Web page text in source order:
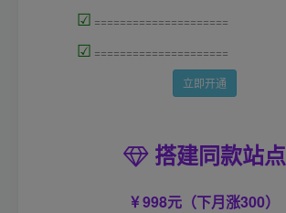
☑ =====================
☑ =====================
立即开通
搭建同款站点
998元（下月涨300）